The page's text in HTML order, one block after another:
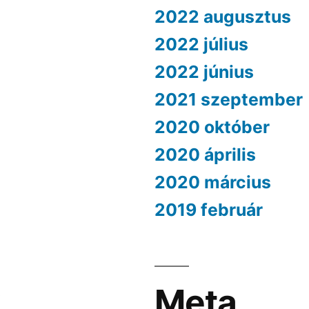
2022 augusztus
2022 július
2022 június
2021 szeptember
2020 október
2020 április
2020 március
2019 február